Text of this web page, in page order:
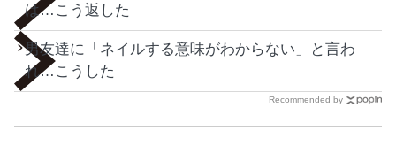
は…こう返した
男友達に「ネイルする意味がわからない」と言わ
れ…こうした
Recommended by